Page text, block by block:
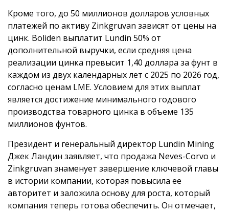
Кроме того, до 50 миллионов долларов условных
платежей по активу Zinkgruvan зависят от цены на
цинк. Boliden выплатит Lundin 50% от
дополнительной выручки, если средняя цена
реализации цинка превысит 1,40 доллара за фунт в
каждом из двух календарных лет с 2025 по 2026 год,
согласно ценам LME. Условием для этих выплат
является достижение минимального годового
производства товарного цинка в объеме 135
миллионов фунтов.
Президент и генеральный директор Lundin Mining
Джек Ландин заявляет, что продажа Neves-Corvo и
Zinkgruvan знаменует завершение ключевой главы
в истории компании, которая повысила ее
авторитет и заложила основу для роста, который
компания теперь готова обеспечить. Он отмечает,